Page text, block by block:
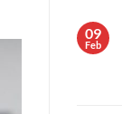
09
Feb